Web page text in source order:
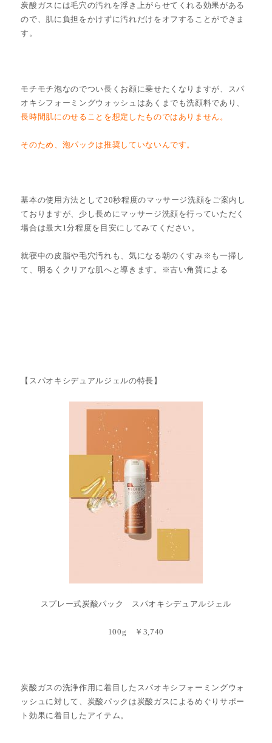
炭酸ガスには毛穴の汚れを浮き上がらせてくれる効果がある
ので、肌に負担をかけずに汚れだけをオフすることができま
す。
モチモチ泡なのでつい長くお顔に乗せたくなりますが、スパ
オキシフォーミングウォッシュはあくまでも洗顔料であり、
長時間肌にのせることを想定したものではありません。
そのため、泡パックは推奨していないんです。
基本の使用方法として20秒程度のマッサージ洗顔をご案内し
ておりますが、少し長めにマッサージ洗顔を行っていただく
場合は最大1分程度を目安にしてみてください。
就寝中の皮脂や毛穴汚れも、気になる朝のくすみ※も一掃し
て、明るくクリアな肌へと導きます。※古い角質による
【スパオキシデュアルジェルの特長】
スプレー式炭酸パック スパオキシデュアルジェル
100g ￥3,740
炭酸ガスの洗浄作用に着目したスパオキシフォーミングウォ
ッシュに対して、炭酸パックは炭酸ガスによるめぐりサポー
ト効果に着目したアイテム。